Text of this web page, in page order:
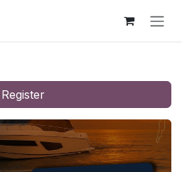
Register